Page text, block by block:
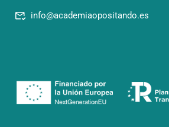
info@academiaopositando.es